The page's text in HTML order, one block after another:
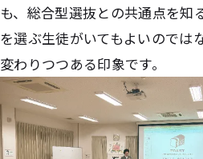
も、総合型選抜との共通点を知
を選ぶ生徒がいてもよいのでは
変わりつつある印象です。